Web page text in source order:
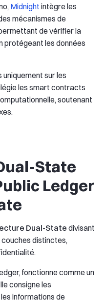
Midnight intègre les
mécanismes de
de vérifier la
protégeant les données
sur les
les smart contracts
soutenant
State
Ledger
Dual-State divisant
couches distinctes,
fonctionne comme un
consigne les
informations de